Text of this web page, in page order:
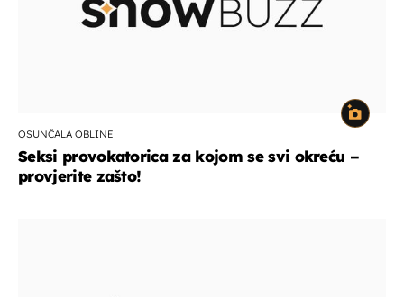
OSUNČALA OBLINE
Seksi provokatorica za kojom se svi okreću –
provjerite zašto!